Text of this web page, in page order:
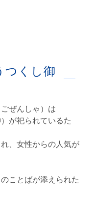
つくし御
ぜんしゃ）は
が祀られているた
、女性からの人気が
ことばが添えられた